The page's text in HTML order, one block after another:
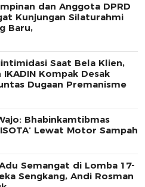
dan Anggota DPRD
Kunjungan Silaturahmi
Baru,
Saat Bela Klien,
IKADIN Kompak Desak
Dugaan Premanisme
Bhabinkamtibmas
Lewat Motor Sampah
Semangat di Lomba 17-
Sengkang, Andi Rosman